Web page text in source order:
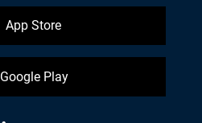
App Store
Google Play